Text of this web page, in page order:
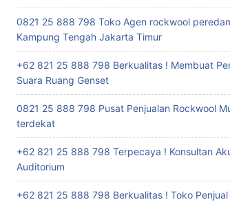
0821 25 888 798 Toko Agen rockwool
Kampung Tengah Jakarta Timur
+62 821 25 888 798 Berkualitas ! Membuat
Suara Ruang Genset
0821 25 888 798 Pusat Penjualan Rockwool
terdekat
+62 821 25 888 798 Terpecaya ! Konsultan
Auditorium
+62 821 25 888 798 Berkualitas ! Toko Penjual